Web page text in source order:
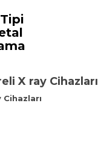
X ray Cihazları